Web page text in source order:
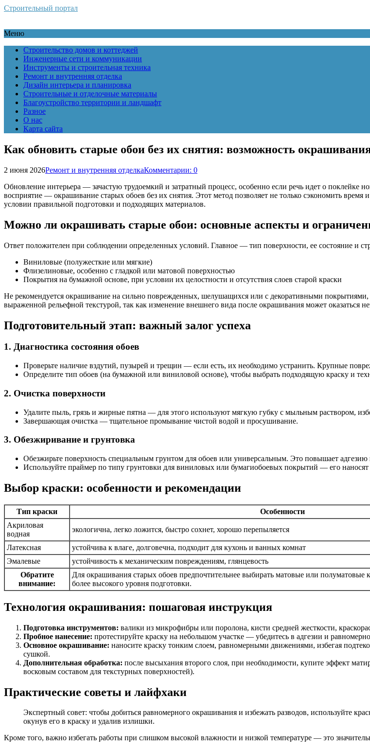
Строительный портал
Меню
Строительство домов и коттеджей
Инженерные сети и коммуникации
Инструменты и строительная техника
Ремонт и внутренняя отделка
Дизайн интерьера и планировка
Строительные и отделочные материалы
Благоустройство территории и ландшафт
Разное
О нас
Карта сайта
Как обновить старые обои без их снятия: возможность
2 июня 2026Ремонт и внутренняя отделкаКомментарии: 0
Обновление интерьера — зачастую трудоемкий и затратный процесс, особенно если речь идет о поклейке
восприятие — окрашивание старых обоев без их снятия. Этот метод позволяет не только сэкономить
условии правильной подготовки и подходящих материалов.
Можно ли окрашивать старые обои: основные аспекты и
Ответ положителен при соблюдении определенных условий. Главное — тип поверхности, ее состояние и
Виниловые (полужесткие или мягкие)
Флизелиновые, особенно с гладкой или матовой поверхностью
Покрытия на бумажной основе, при условии их целостности и отсутствия слоев старой краски
Не рекомендуется окрашивание на сильно поврежденных, шелушащихся или с декоративными
выраженной рельефной текстурой, так как изменение внешнего вида после окрашивания может оказаться
Подготовительный этап: важный залог успеха
1. Диагностика состояния обоев
Проверьте наличие вздутий, пузырей и трещин — если есть, их необходимо устранить. Крупные
Определите тип обоев (на бумажной или виниловой основе), чтобы выбрать подходящую краску и
2. Очистка поверхности
Удалите пыль, грязь и жирные пятна — для этого используют мягкую губку с мыльным раствором,
Завершающая очистка — тщательное промывание чистой водой и просушивание.
3. Обезжиривание и грунтовка
Обезжирьте поверхность специальным грунтом для обоев или универсальным. Это повышает адгезию
Используйте праймер по типу грунтовки для виниловых или бумагиобоевых покрытий — его
Выбор краски: особенности и рекомендации
Тип краски Особенности
Акриловая
водная
экологична, легко ложится, быстро сохнет, хорошо перепыляется
Латексная устойчива к влаге, долговечна, подходит для кухонь и ванных комнат
Эмалевые
устойчивость к механическим повреждениям, глянцевость
Обратите
внимание:
Для окрашивания старых обоев предпочтительнее выбирать матовые или
более высокого уровня подготовки.
Технология окрашивания: пошаговая инструкция
Подготовка инструментов: валики из микрофибры или поролона, кисти средней жесткости,
Пробное нанесение: протестируйте краску на небольшом участке — убедитесь в адгезии и
Основное окрашивание: наносите краску тонким слоем, равномерными движениями, избегая
сушкой.
Дополнительная обработка: после высыхания второго слоя, при необходимости, купите эффект
восковым составом для текстурных поверхностей).
Практические советы и лайфхаки
Экспертный совет: чтобы добиться равномерного окрашивания и избежать разводов, используйте
окунув его в краску и удалив излишки.
Кроме того, важно избегать работы при слишком высокой влажности и низкой температуре — это